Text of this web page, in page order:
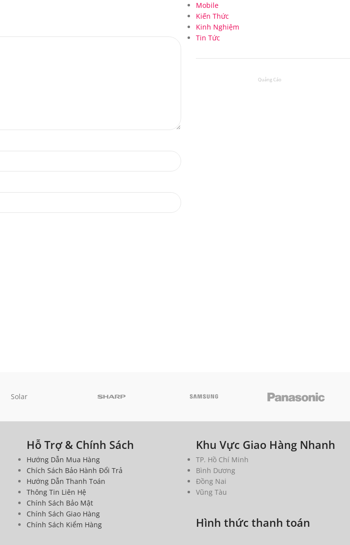
Mobile
Kiến Thức
Kinh Nghiệm
Tin Tức
Solar
Hỗ Trợ & Chính Sách
Hướng Dẫn Mua Hàng
Chích Sách Bảo Hành Đổi Trả
Hướng Dẫn Thanh Toán
Thông Tin Liên Hệ
Chính Sách Bảo Mật
Chính Sách Giao Hàng
Chính Sách Kiểm Hàng
Khu Vực Giao Hàng Nhanh
TP. Hồ Chí Minh
Bình Dương
Đồng Nai
Vũng Tàu
Hình thức thanh toán